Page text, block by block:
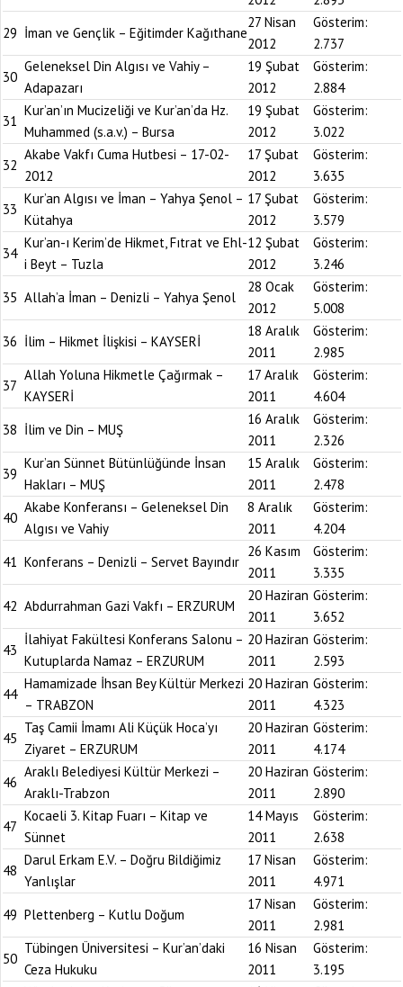
29 İman ve Gençlik – Eğitimder Kağıthane
27 Nisan
2012
Gösterim:
2.737
30
Geleneksel Din Algısı ve Vahiy –
Adapazarı
19 Şubat
2012
Gösterim:
2.884
31
Kur’an’ın Mucizeliği ve Kur’an’da Hz.
Muhammed (s.a.v.) – Bursa
19 Şubat
2012
Gösterim:
3.022
32
Akabe Vakfı Cuma Hutbesi – 17-02-
2012
17 Şubat
2012
Gösterim:
3.635
33
Kur’an Algısı ve İman – Yahya Şenol –
Kütahya
17 Şubat
2012
Gösterim:
3.579
34
Kur’an-ı Kerim’de Hikmet, Fıtrat ve Ehl-
i Beyt – Tuzla
12 Şubat
2012
Gösterim:
3.246
35 Allah’a İman – Denizli – Yahya Şenol
28 Ocak
2012
Gösterim:
5.008
36 İlim – Hikmet İlişkisi – KAYSERİ
18 Aralık
2011
Gösterim:
2.985
37
Allah Yoluna Hikmetle Çağırmak –
KAYSERİ
17 Aralık
2011
Gösterim:
4.604
38 İlim ve Din – MUŞ
16 Aralık
2011
Gösterim:
2.326
39
Kur’an Sünnet Bütünlüğünde İnsan
Hakları – MUŞ
15 Aralık
2011
Gösterim:
2.478
40
Akabe Konferansı – Geleneksel Din
Algısı ve Vahiy
8 Aralık
2011
Gösterim:
4.204
41 Konferans – Denizli – Servet Bayındır
26 Kasım
2011
Gösterim:
3.335
42 Abdurrahman Gazi Vakfı – ERZURUM
20 Haziran
2011
Gösterim:
3.652
43
İlahiyat Fakültesi Konferans Salonu –
Kutuplarda Namaz – ERZURUM
20 Haziran
2011
Gösterim:
2.593
44
Hamamizade İhsan Bey Kültür Merkezi
– TRABZON
20 Haziran
2011
Gösterim:
4.323
45
Taş Camii İmamı Ali Küçük Hoca’yı
Ziyaret – ERZURUM
20 Haziran
2011
Gösterim:
4.174
46
Araklı Belediyesi Kültür Merkezi –
Araklı-Trabzon
20 Haziran
2011
Gösterim:
2.890
47
Kocaeli 3. Kitap Fuarı – Kitap ve
Sünnet
14 Mayıs
2011
Gösterim:
2.638
48
Darul Erkam E.V. – Doğru Bildiğimiz
Yanlışlar
17 Nisan
2011
Gösterim:
4.971
49 Plettenberg – Kutlu Doğum
17 Nisan
2011
Gösterim:
2.981
50
Tübingen Üniversitesi – Kur’an’daki
Ceza Hukuku
16 Nisan
2011
Gösterim:
3.195